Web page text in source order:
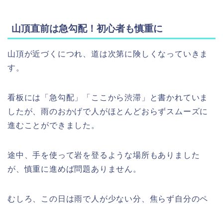
山頂直前は急勾配！初心者も慎重に
山頂が近づくにつれ、道は次第に険しくなっていきま
す。
看板には「急勾配」「ここから渋滞」と書かれていま
したが、雨のおかげで人がほとんどおらずスムーズに
進むことができました。
途中、手を使って岩を登るような場所もありました
が、慎重に進めば問題ありません。
むしろ、この日は雨で人が少ない分、焦らず自分のペ